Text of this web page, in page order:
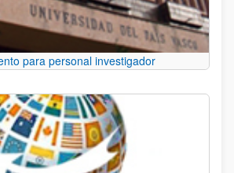
para personal investigador